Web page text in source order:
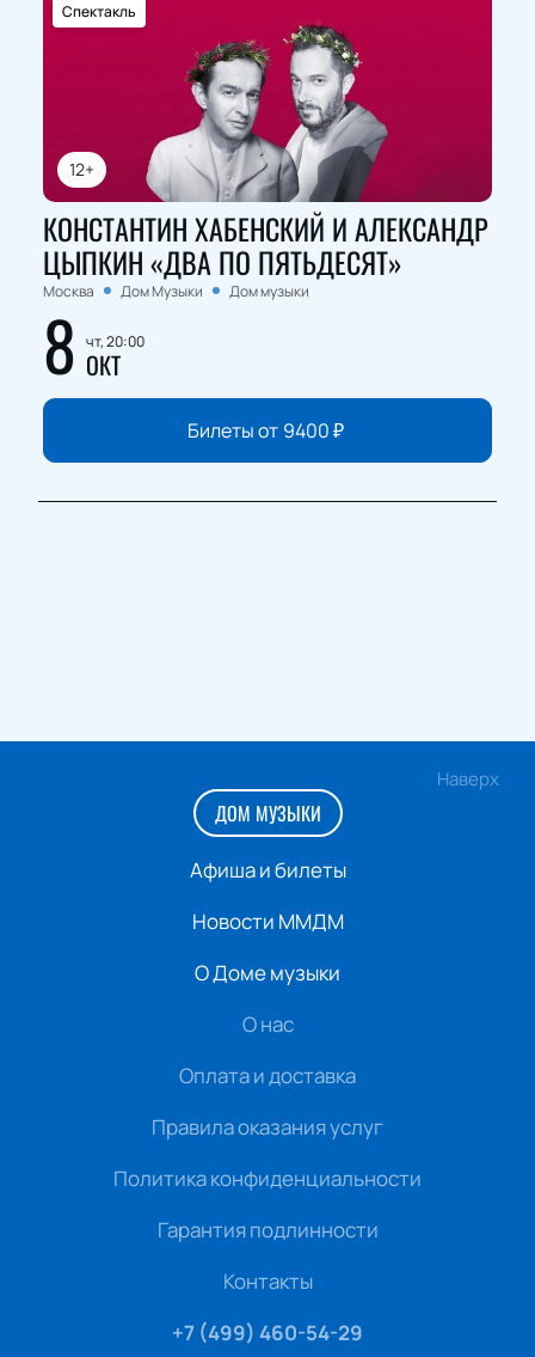
12+
Спектакль
КОНСТАНТИН ХАБЕНСКИЙ И АЛЕКСАНДР
ЦЫПКИН «ДВА ПО ПЯТЬДЕСЯТ»
Москва Дом Музыки Дом музыки
8 чт, 20:00
ОКТ
Билеты от 9400₽
Наверх
ДОМ МУЗЫКИ
Афиша и билеты
Новости ММДМ
О Доме музыки
О нас
Оплата и доставка
Правила оказания услуг
Политика конфиденциальности
Гарантия подлинности
Контакты
+7 (499) 460-54-29